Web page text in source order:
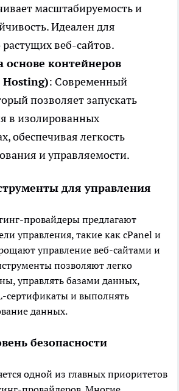
масштабируемость и
Идеален для
веб-сайтов.
основе контейнеров
: Современный
позволяет запускать
в изолированных
обеспечивая легкость
и управляемости.
для управления
провайдеры предлагают
управления, такие как cPanel и
управление веб-сайтами и
позволяют легко
управлять базами данных,
сертификаты и выполнять
данных.
безопасности
одной из главных приоритетов